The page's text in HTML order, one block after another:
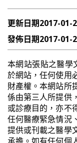
更新日期2017-01-
發佈日期2017-01-
本網站張貼之醫學
於網站，任何使用
財產權。本網站所
係由第三人所提供
或診療目的，亦不
任何醫療緊急情況
提供或刊載之醫學